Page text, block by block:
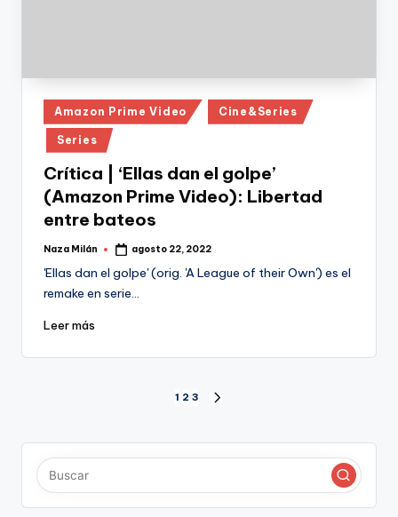
Publicado
en
Amazon Prime Video Cine&Series
Series
Crítica | ‘Ellas dan el golpe’
(Amazon Prime Video): Libertad
entre bateos
Publicado
Naza Milán agosto 22, 2022
'Ellas dan el golpe' (orig. 'A League of their Own') es el
remake en serie…
Leer más
de
entradas
1 2 3